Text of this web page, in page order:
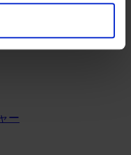
information see
ク）
ー